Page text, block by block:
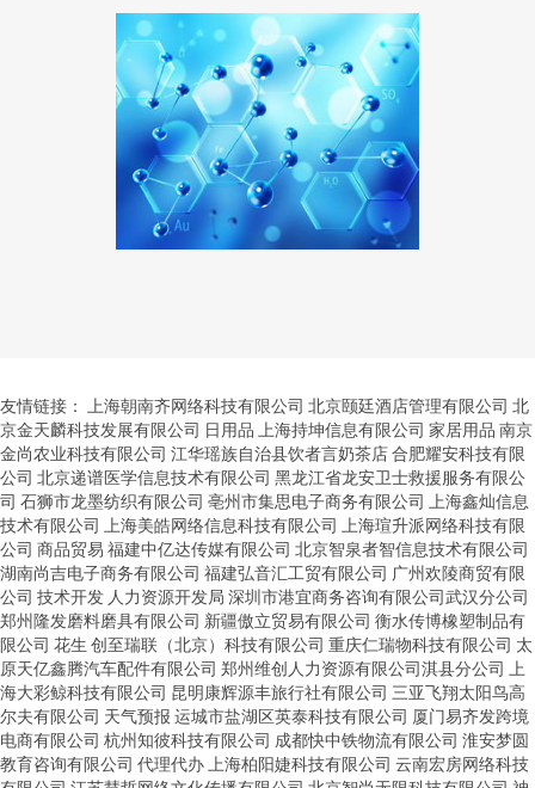
友情链接： 上海朝南齐网络科技有限公司 北京颐廷酒店管理有限公司 北
京金天麟科技发展有限公司 日用品 上海持坤信息有限公司 家居用品 南京
金尚农业科技有限公司 江华瑶族自治县饮者言奶茶店合肥耀安科技有限
公司 北京递谱医学信息技术有限公司 黑龙江省龙安卫士救援服务有限公
司 石狮市龙墨纺织有限公司 亳州市集思电子商务有限公司
上海鑫灿信息
技术有限公司
上海美皓网络信息科技有限公司
上海瑄升派网络科技有限
公司 商品贸易 福建中亿达传媒有限公司 北京智泉者智信息技术有限公司
湖南尚吉电子商务有限公司 福建弘音汇工贸有限公司 广州欢陵商贸有限
公司 技术开发 人力资源开发局 深圳市港宜商务咨询有限公司武汉分公司
郑州隆发磨料磨具有限公司 新疆傲立贸易有限公司 衡水传博橡塑制品有
限公司 花生 创至瑞联（北京）科技有限公司 重庆仁瑞物科技有限公司 太
原天亿鑫腾汽车配件有限公司 郑州维创人力资源有限公司淇县分公司
上
海大彩鲸科技有限公司 昆明康辉源丰旅行社有限公司 三亚飞翔太阳鸟高
尔夫有限公司 天气预报 运城市盐湖区英泰科技有限公司 厦门易齐发跨境
电商有限公司 杭州知彼科技有限公司 成都快中铁物流有限公司 淮安梦圆
教育咨询有限公司 代理代办 上海柏阳婕科技有限公司 云南宏房网络科技